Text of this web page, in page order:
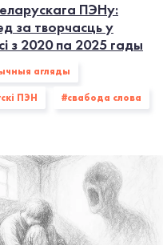
ПЭНу:
за творчасць у
з 2020 па 2025 гады
агляды
ПЭН #свабода слова